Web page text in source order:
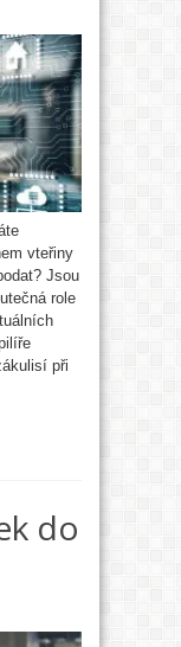
vteřiny
Jsou
role
při
do